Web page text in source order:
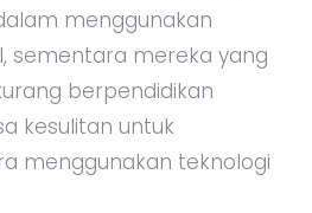
menggunakan
sementara mereka yang
berpendidikan
kesulitan untuk
menggunakan teknologi